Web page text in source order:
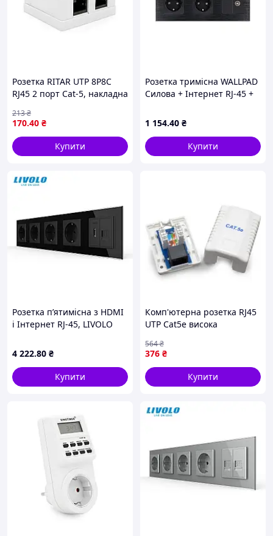
Розетка RITAR UTP 8P8C
RJ45 2 порт Cat-5, накладна
170.40 ₴
213₴
Купити
Розетка тримісна WALLPAD
Силова + Інтернет RJ-45 +
алюмінієва рамка
1 154.40 ₴
Купити
Розетка п’ятимісна з HDMI
і Інтернет RJ-45, LIVOLO
рамка
4 222.80 ₴
Купити
Комп'ютерна розетка RJ45
UTP Cat5e висока
даних до 1 Гбіт накладне
встановлення FLAME
376 ₴
564₴
Купити